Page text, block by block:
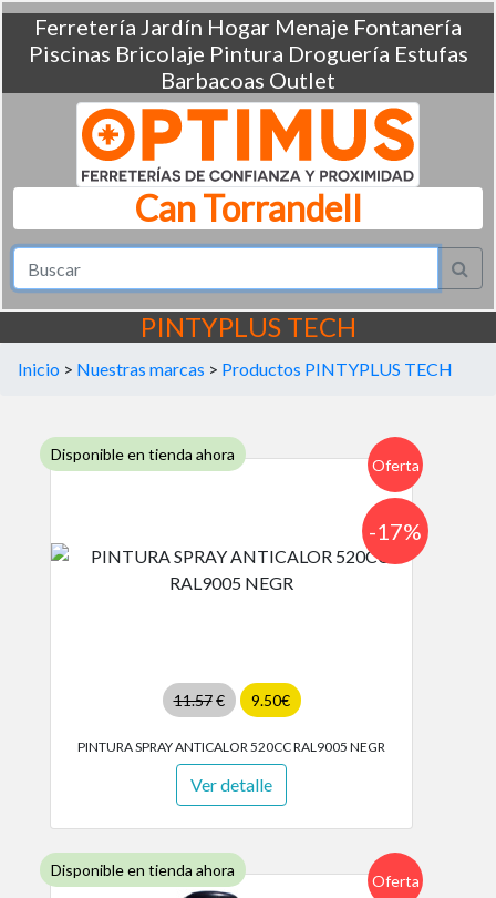
Ferretería Jardín Hogar Menaje Fontanería
Piscinas Bricolaje Pintura Droguería Estufas
Barbacoas Outlet
Can Torrandell
PINTYPLUS TECH
Inicio > Nuestras marcas > Productos PINTYPLUS TECH
Disponible en tienda ahora
Oferta
11.57€ 9.50€
-17%
PINTURA SPRAY ANTICALOR 520CC RAL9005 NEGR
Ver detalle
Disponible en tienda ahora
Oferta